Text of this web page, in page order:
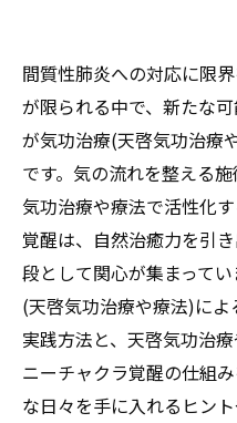
間質性肺炎への対応に限
が限られる中で、新たな
が気功治療(天啓気功治療
です。気の流れを整える
気功治療や療法で活性化
覚醒は、自然治癒力を引
段として関心が集まって
(天啓気功治療や療法)に
実践方法と、天啓気功治
ニーチャクラ覚醒の仕組
な日々を手に入れるヒン